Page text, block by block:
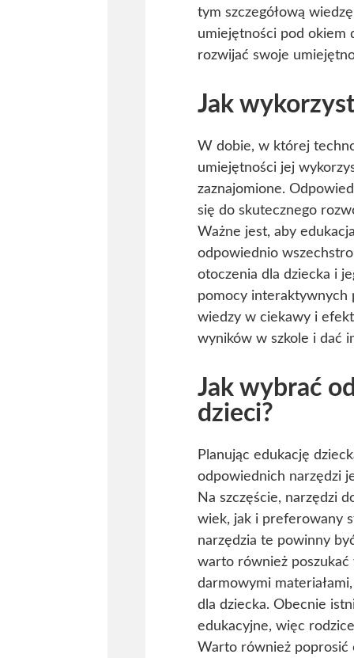
tym szczegółową
umiejętności pod okiem
rozwijać swoje
Jak
W dobie, w której
umiejętności jej
zaznajomione.
się do skutecznego
Ważne jest, aby
odpowiednio
otoczenia dla dziecka i
pomocy interaktywnych
wiedzy w ciekawy i
wyników w szkole i dać
Jak wybrać
dzieci?
Planując edukację
odpowiednich narzędzi
Na szczęście, narzędzi
wiek, jak i preferowany
narzędzia te powinny
warto również
darmowymi
dla dziecka. Obecnie
edukacyjne, więc
Warto również poprosić